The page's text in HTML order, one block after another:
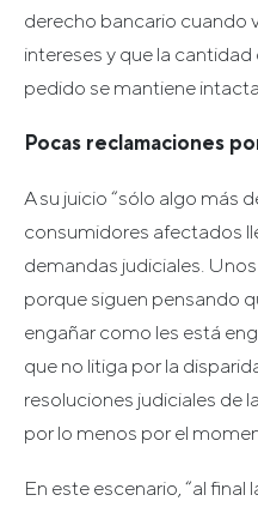
derecho bancario cuando
intereses y que la
pedido se mantiene
Pocas reclamaciones
A su juicio “sólo algo más
consumidores afectados
demandas judiciales.
porque siguen pensando
engañar como les está
que no litiga por la
resoluciones judiciales de
por lo menos por el
En este escenario, “al